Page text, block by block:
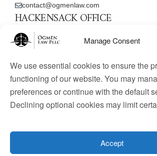
Manage Consent
We use essential cookies to ensure the
functioning of our website. You may
preferences or continue with the default
Declining optional cookies may limit
Accept
contact@ogmenlaw.com
HACKENSACK OFFICE
New Jersey Office
contact@ogmenlaw.com
content is for informational purposes